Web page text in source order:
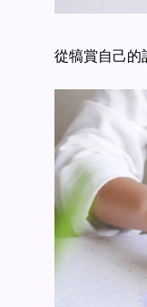
從犒賞自己的